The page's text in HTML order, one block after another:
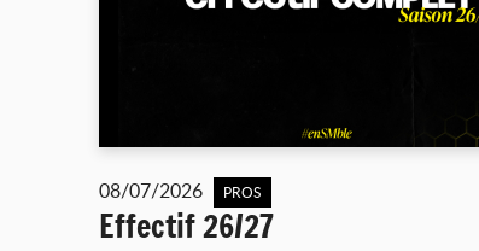
08/07/2026 PROS
Effectif 26/27